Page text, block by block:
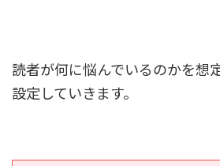
読者が何に悩んでいるのかを想
設定していきます。